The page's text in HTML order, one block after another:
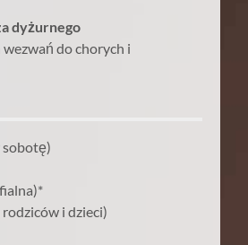
dyżurnego
do chorych i
sobotę)
rodziców i dzieci)